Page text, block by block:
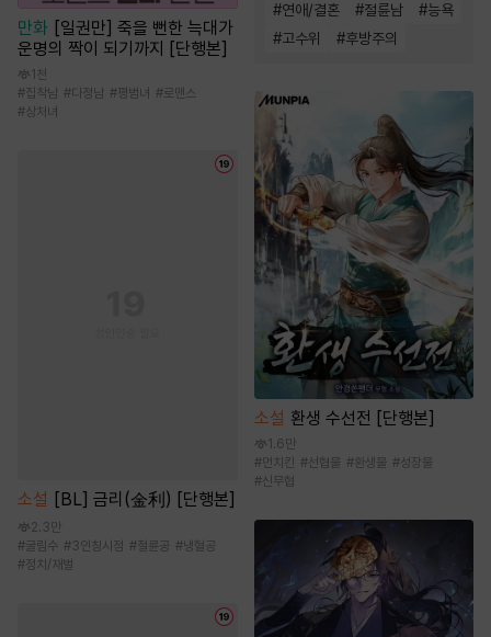
만화 [일권만] 죽을 뻔한 늑대가
운명의 짝이 되기까지 [단행본]
1천
#집착남 #다정남 #평범녀 #로맨스
#상처녀
소설 [BL] 금리(金利) [단행본]
2.3만
#굴림수 #3인칭시점 #절륜공 #냉혈공
#정치/재벌
#연애/결혼 #절륜남 #능욕
#고수위 #후방주의
소설 환생 수선전 [단행본]
1.6만
#먼치킨 #선협물 #환생물 #성장물
#신무협